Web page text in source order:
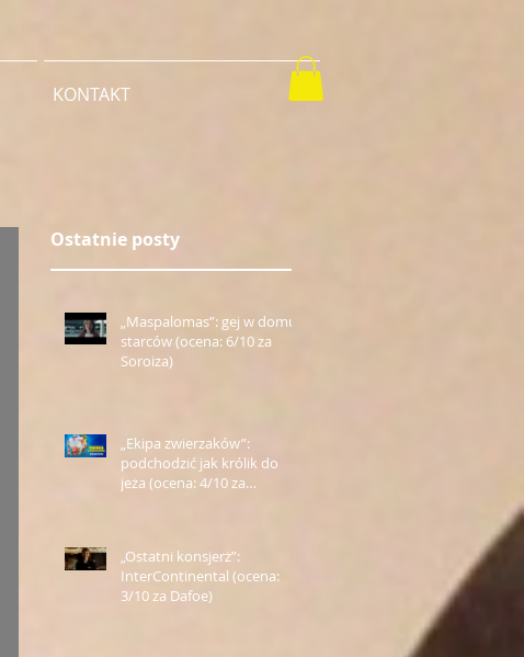
KONTAKT
Ostatnie posty
„Maspalomas”: gej w domu
starców (ocena: 6/10 za
Soroiza)
„Ekipa zwierzaków”:
podchodzić jak królik do
jeża (ocena: 4/10 za
„Ostatni konsjerż”:
InterContinental (ocena:
3/10 za Dafoe)